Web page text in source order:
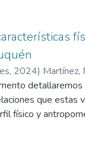
Scholar y
de
psicológica”,
un total de 21
relaciones
deportivo. De
aplicación de
, 2024) Martínez,
que estas
físico y
diseño de estudio